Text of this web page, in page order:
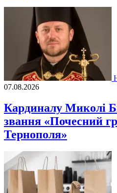
07.08.2026
Кардиналу Миколі
звання «Почесний
Тернополя»